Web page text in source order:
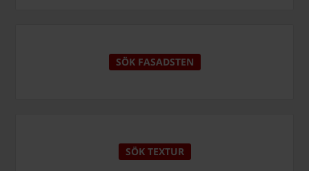
SÖK FASADSTEN
SÖK TEXTUR